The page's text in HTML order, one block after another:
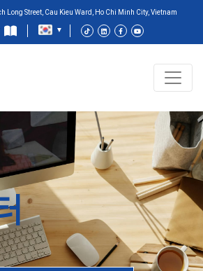
Long Street, Cau Kieu Ward, Ho Chi Minh City, Vietnam